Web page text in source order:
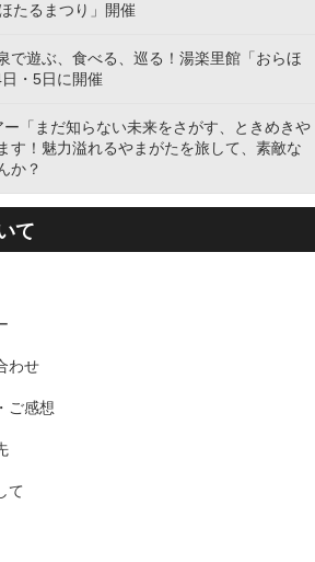
たるまつり」開催
で遊ぶ、食べる、巡る！湯楽里館「おらほ
・5日に開催
「まだ知らない未来をさがす、ときめきや
す！魅力溢れるやまがたを旅して、素敵な
か？
て
わせ
ご感想
て